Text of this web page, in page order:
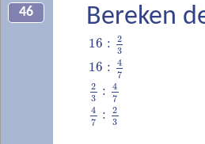
46 Bereken
16 :
2
3
16 :
4
7
2
3
:
4
7
4
7
:
2
3